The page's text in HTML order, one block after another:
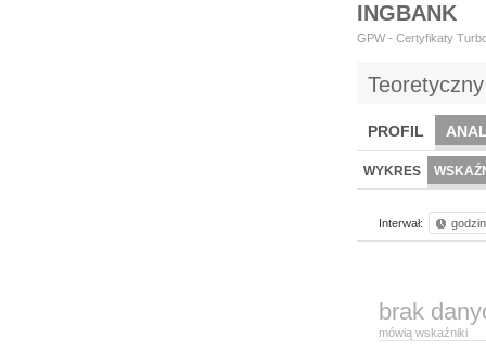
INGBANK
GPW - Certyfikaty
PROFIL
WYKRES
Interwał:
brak
mówią wskaźniki